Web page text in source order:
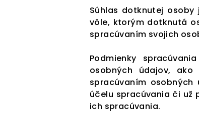
Súhlas dotknutej
vôle, ktorým dotknutá
spracúvaním svojich
Podmienky
osobných údajov,
spracúvaním
účelu spracúvania či už
ich spracúvania.